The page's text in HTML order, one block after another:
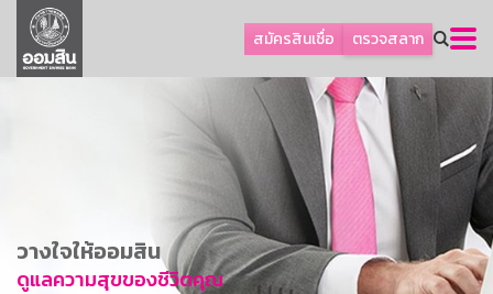
สมัครสินเชื่อ ตรวจสลาก
ลูกค้าธุรกิจ
ลูกค้าผู้ประกอบรายย่อย
การพัฒนาที่ยั่งยืน
ข่าวสาร
วางใจให้ออมสิน
ดูแลความสุขของชีวิตคุณ